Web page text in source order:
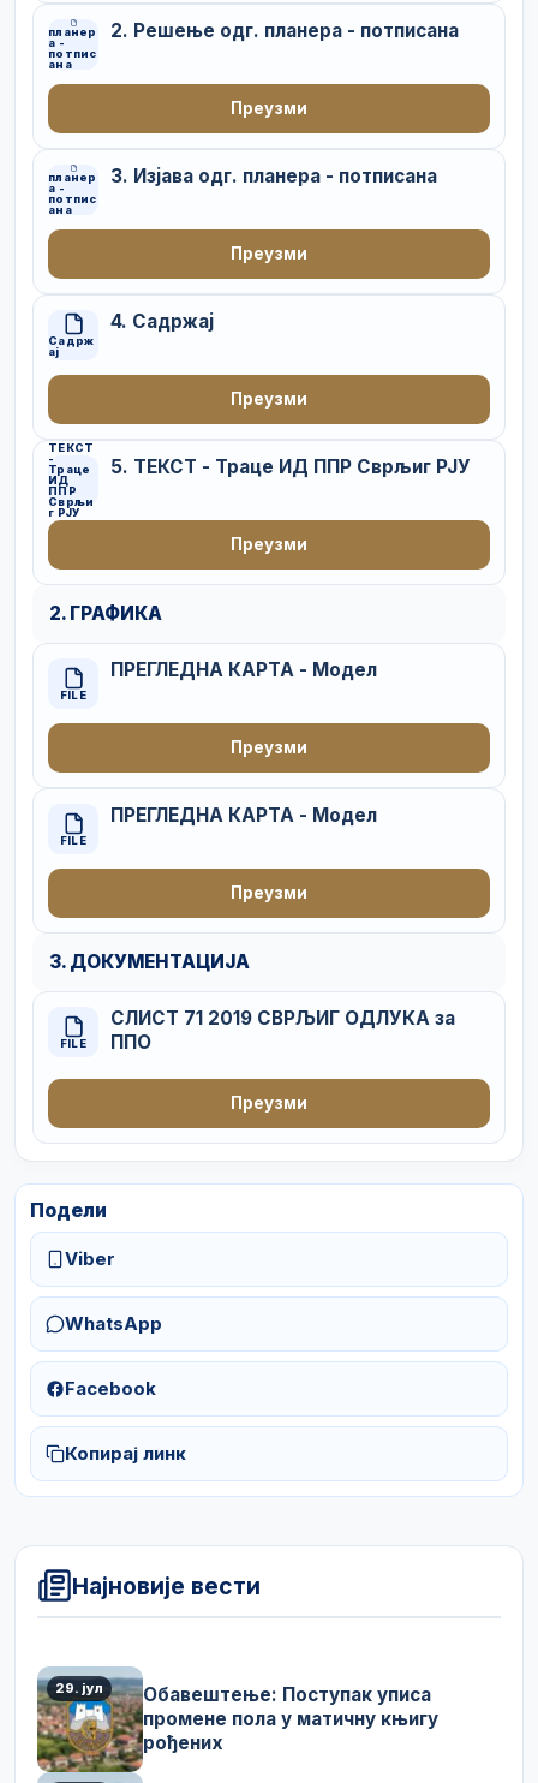
планер
а -
потпис
ана
2. Решење одг. планера - потписана
Преузми
планер
а -
потпис
ана
3. Изјава одг. планера - потписана
Преузми
Садрж
ај
4. Садржај
Преузми
ТЕКСТ
-
Траце
ИД
ППР
Сврљи
г РЈУ
5. ТЕКСТ - Траце ИД ППР Сврљиг РЈУ
Преузми
2. ГРАФИКА
FILE
ПРЕГЛЕДНА КАРТА - Модел
Преузми
FILE
ПРЕГЛЕДНА КАРТА - Модел
Преузми
3. ДОКУМЕНТАЦИЈА
FILE
СЛИСТ 71 2019 СВРЉИГ ОДЛУКА за
ППО
Преузми
Подели
Viber
WhatsApp
Facebook
Копирај линк
Најновије вести
29. јул
Обавештење: Поступак уписа
промене пола у матичну књигу
рођених